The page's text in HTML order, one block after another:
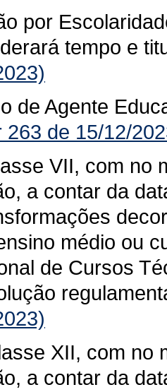
por
tempo e
de Agente
263 de 15/12/
VII, com no
a contar da
médio ou
de Cursos
XII, com no
a contar da